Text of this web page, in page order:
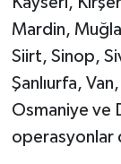
Mardin,
Siirt, Sinop,
Şanlıurfa,
Osmaniye ve
operasyonlar